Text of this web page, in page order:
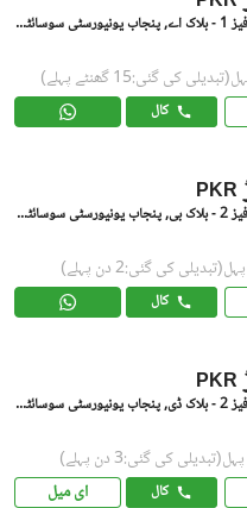
پنجاب یونیورسٹی فیز 1 - بلاک اے, پنجاب یونیورسٹی سوسائٹی فیز 1
(تبدیلی کی گئی:15 گھنٹے پہلے)
کال
PKR
پنجاب یونیورسٹی فیز 2 - بلاک بی, پنجاب یونیورسٹی سوسائٹی فیز 2
(تبدیلی کی گئی:2 دن پہلے)
کال
PKR
پنجاب یونیورسٹی فیز 2 - بلاک ڈی, پنجاب یونیورسٹی سوسائٹی فیز 2
(تبدیلی کی گئی:3 دن پہلے)
کال ای میل